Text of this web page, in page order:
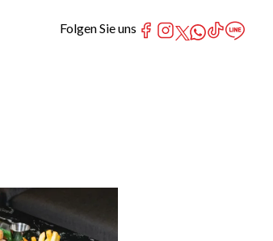
Folgen Sie uns